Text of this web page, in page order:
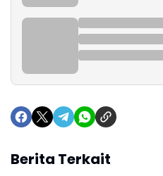
Berita Terkait